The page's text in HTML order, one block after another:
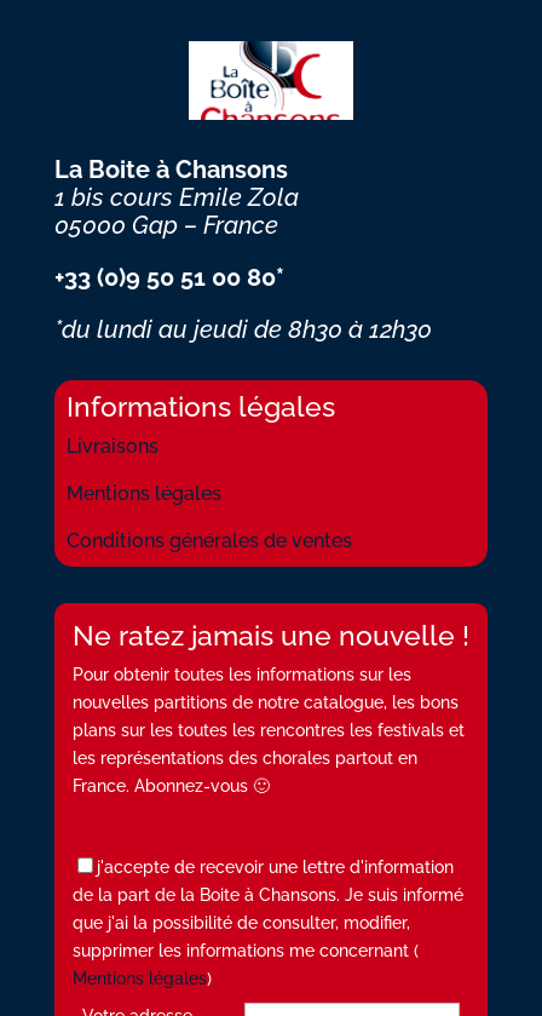
La Boite à Chansons
1 bis cours Emile Zola
05000 Gap – France
+33 (0)9 50 51 00 80*
*du lundi au jeudi de 8h30 à 12h30
Informations légales
Livraisons
Mentions légales
Conditions générales de ventes
Ne ratez jamais une nouvelle !
Pour obtenir toutes les informations sur les
nouvelles partitions de notre catalogue, les bons
plans sur les toutes les rencontres les festivals et
les représentations des chorales partout en
France. Abonnez-vous 🙂
j'accepte de recevoir une lettre d'information
de la part de la Boite à Chansons. Je suis informé
que j'ai la possibilité de consulter, modifier,
supprimer les informations me concernant (
Mentions légales)